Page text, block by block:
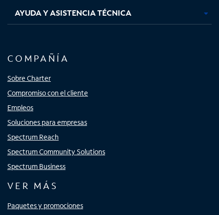
AYUDA Y ASISTENCIA TÉCNICA
COMPAÑÍA
Sobre Charter
Compromiso con el cliente
Empleos
Soluciones para empresas
Spectrum Reach
Spectrum Community Solutions
Spectrum Business
VER MÁS
Paquetes y promociones